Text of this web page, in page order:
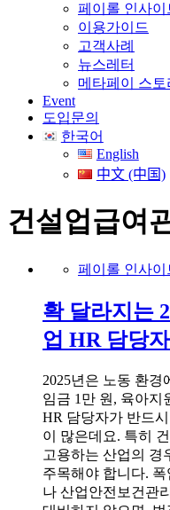
페이롤 인사이
이용가이드
고객사례
뉴스레터
메타페이 스토
Event
도입문의
한국어
English
中文 (中国)
건설업급여
페이롤 인사이
확 달라지는
업 HR 담당
2025년은 노동 환경
임금 1만 원, 육아지
HR 담당자가 반드
이 많은데요. 특히
고용하는 산업의 경
주목해야 합니다.
나 산업안전보건관